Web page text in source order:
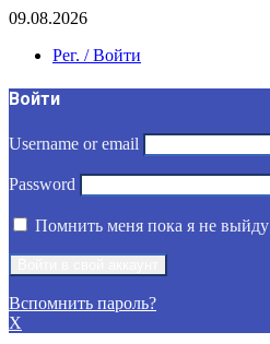
09.08.2026
Рег. / Войти
Войти
Username or email
Password
Помнить меня пока я не выйду
Вспомнить пароль?
X